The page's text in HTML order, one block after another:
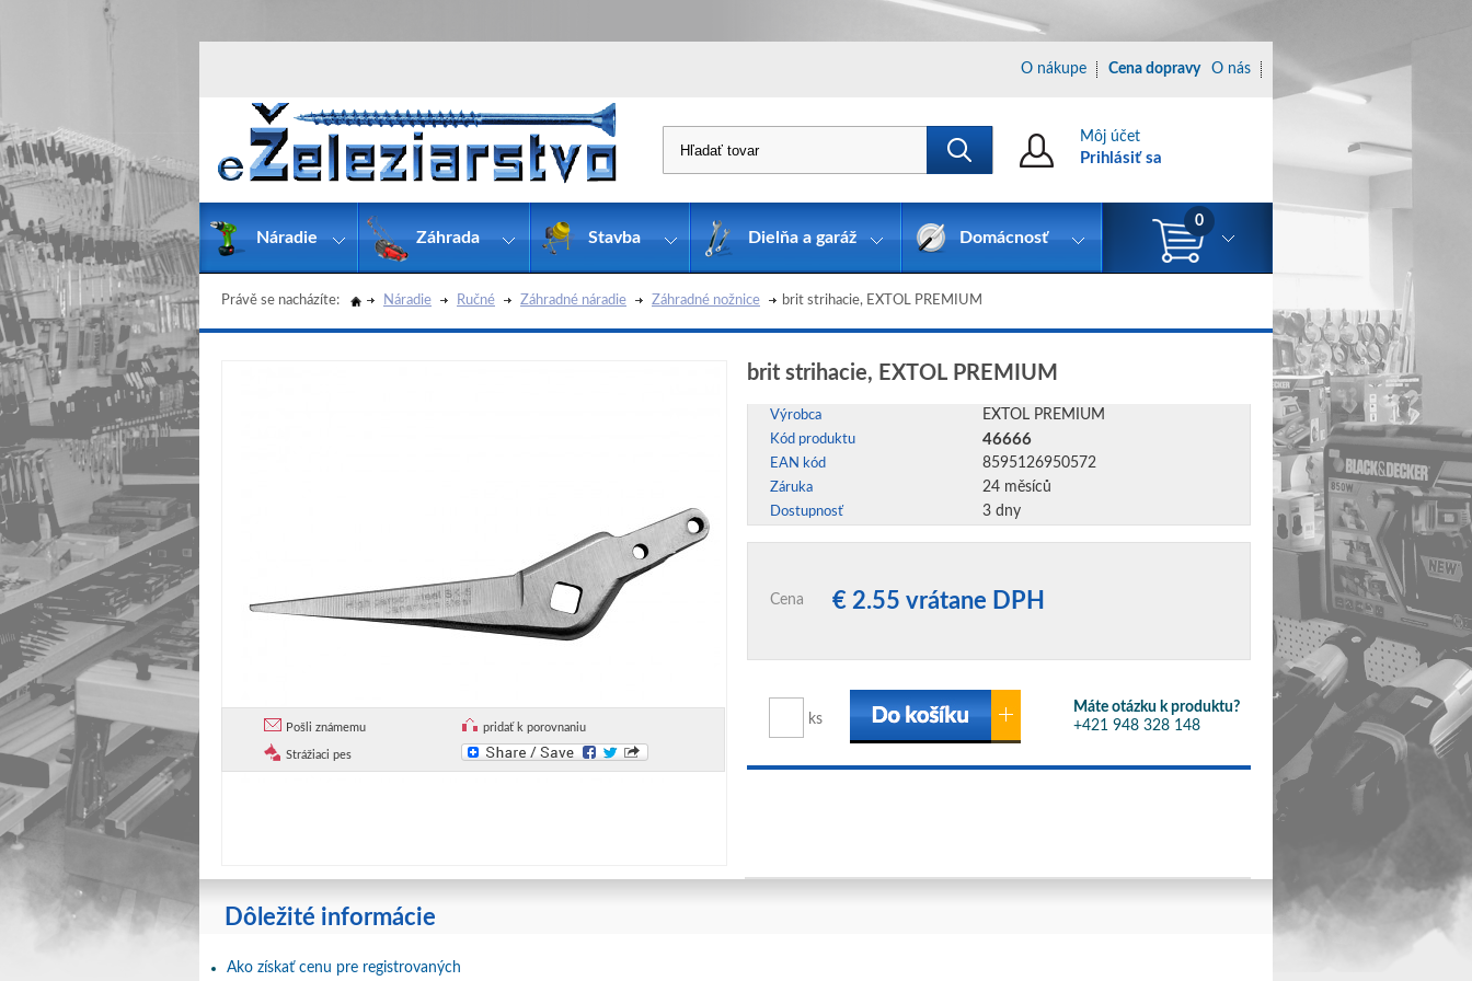
Právě se nacházíte: Náradie Ručné Záhradné náradie Záhradné nožnice brit strihacie, EXTOL PREMIUM
brit strihacie, EXTOL PREMIUM
Výrobca EXTOL PREMIUM
Kód produktu 46666
EAN kód 8595126950572
Záruka 24 měsíců
Dostupnosť 3 dny
Cena € 2.55 vrátane DPH
ks
Máte otázku k produktu?
+421 948 328 148
Pošli známemu pridať k porovnaniu
Strážiaci pes
Dôležité informácie
Ako získať cenu pre registrovaných
Môj účet
Prihlásiť sa
O nákupe Cena dopravy O nás
Náradie Záhrada Stavba Dielňa a garáž Domácnosť
0